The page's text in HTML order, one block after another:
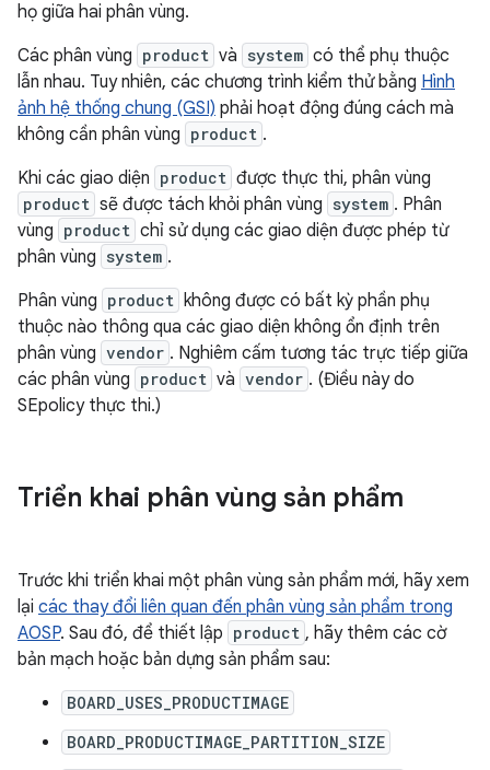
họ giữa hai phân vùng.
Các phân vùng product và system có thể phụ thuộc
lẫn nhau. Tuy nhiên, các chương trình kiểm thử bằng Hình
ảnh hệ thống chung (GSI) phải hoạt động đúng cách mà
không cần phân vùng product .
Khi các giao diện product được thực thi, phân vùng
product sẽ được tách khỏi phân vùng system . Phân
vùng product chỉ sử dụng các giao diện được phép từ
phân vùng system .
Phân vùng product không được có bất kỳ phần phụ
thuộc nào thông qua các giao diện không ổn định trên
phân vùng vendor . Nghiêm cấm tương tác trực tiếp giữa
các phân vùng product và vendor . (Điều này do
SEpolicy thực thi.)
Triển khai phân vùng sản phẩm
Trước khi triển khai một phân vùng sản phẩm mới, hãy xem
lại các thay đổi liên quan đến phân vùng sản phẩm trong
AOSP. Sau đó, để thiết lập product , hãy thêm các cờ
bản mạch hoặc bản dựng sản phẩm sau:
BOARD_USES_PRODUCTIMAGE
BOARD_PRODUCTIMAGE_PARTITION_SIZE